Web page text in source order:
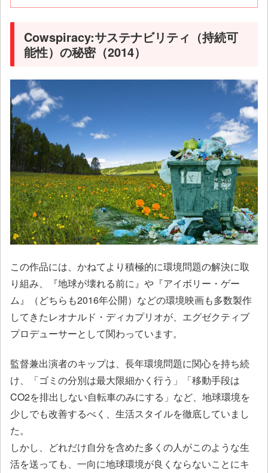
Cowspiracy:サステナビリティ（持続可
能性）の秘密（2014）
この作品には、かねてより積極的に環境問題の解決に取
り組み、『地球が壊れる前に』や『アイボリー・ゲー
ム』（どちらも2016年公開）などの環境映画も多数製作
してきたレオナルド・ディカプリオが、エグゼクティブ
プロデューサーとして関わっています。
監督兼出演者のキップは、長年環境問題に関心を持ち続
け、「ゴミの分別は最大限細かく行う」「移動手段は
CO2を排出しない自転車のみにする」など、地球環境を
少しでも改善するべく、生活スタイルを徹底していまし
た。
しかし、どれだけ自分を含めた多くの人がこのような生
活を送っても、一向に地球環境が良くならないことにキ